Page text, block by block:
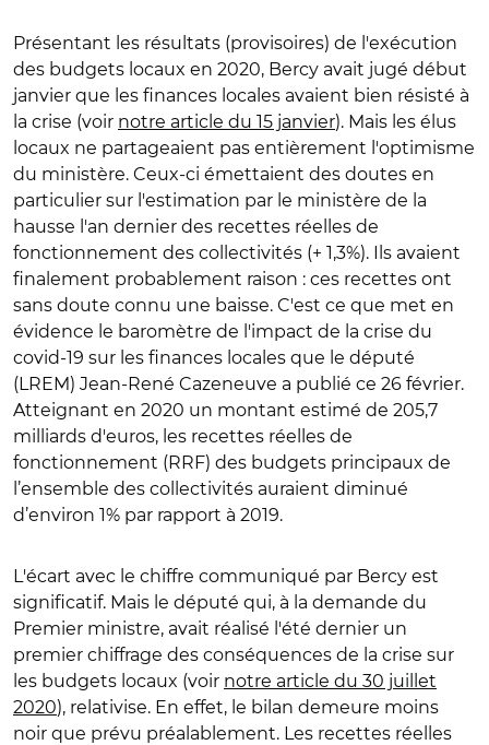
Présentant les résultats (provisoires) de l'exécution
des budgets locaux en 2020, Bercy avait jugé début
janvier que les finances locales avaient bien résisté à
la crise (voir notre article du 15 janvier). Mais les élus
locaux ne partageaient pas entièrement l'optimisme
du ministère. Ceux-ci émettaient des doutes en
particulier sur l'estimation par le ministère de la
hausse l'an dernier des recettes réelles de
fonctionnement des collectivités (+ 1,3%). Ils avaient
finalement probablement raison : ces recettes ont
sans doute connu une baisse. C'est ce que met en
évidence le baromètre de l'impact de la crise du
covid-19 sur les finances locales que le député
(LREM) Jean-René Cazeneuve a publié ce 26 février.
Atteignant en 2020 un montant estimé de 205,7
milliards d'euros, les recettes réelles de
fonctionnement (RRF) des budgets principaux de
l’ensemble des collectivités auraient diminué
d’environ 1% par rapport à 2019.
L'écart avec le chiffre communiqué par Bercy est
significatif. Mais le député qui, à la demande du
Premier ministre, avait réalisé l'été dernier un
premier chiffrage des conséquences de la crise sur
les budgets locaux (voir notre article du 30 juillet
2020), relativise. En effet, le bilan demeure moins
noir que prévu préalablement. Les recettes réelles